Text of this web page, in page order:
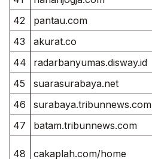
42
pantau.com
43
akurat.co
44
radarbanyumas.disway.id
45
suarasurabaya.net
46
surabaya.tribunnews.com
47
batam.tribunnews.com
48 cakaplah.com/home